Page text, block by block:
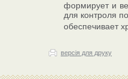
формирует и
для контроля
обеспечивает
версія для друку